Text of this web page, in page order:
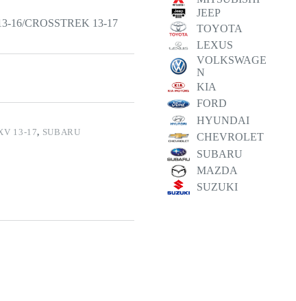
16/CROSSTREK 13-17
13-17, SUBARU
JEEP
TOYOTA
LEXUS
VOLKSWAGE
N
KIA
FORD
HYUNDAI
CHEVROLET
SUBARU
MAZDA
SUZUKI